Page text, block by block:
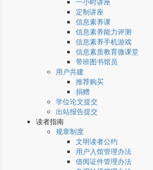
定制讲座
信息素养课
信息素养能力评测
信息素养手机游戏
信息素质教育微课堂
带班图书馆员
用户共建
推荐购买
捐赠
学位论文提交
出站报告提交
读者指南
规章制度
文明读者公约
用户入馆管理办法
借阅证件管理办法